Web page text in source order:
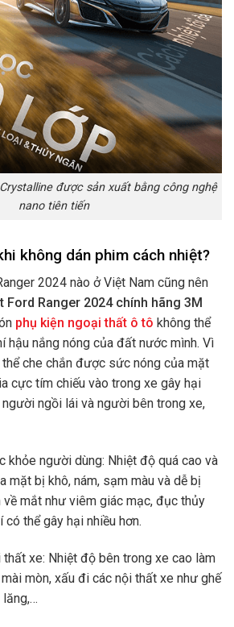
được sản xuất bằng công nghệ
nano tiên tiến
không dán phim cách nhiệt?
2024 nào ở Việt Nam cũng nên
Ford Ranger 2024 chính hãng 3M
phụ kiện ngoại thất ô tô không thể
hậu nắng nóng của đất nước mình. Vì
che chắn được sức nóng của mặt
cực tím chiếu vào trong xe gây hại
ngồi lái và người bên trong xe,
khỏe người dùng: Nhiệt độ quá cao và
mặt bị khô, nám, sạm màu và dễ bị
về mắt như viêm giác mạc, đục thủy
thể gây hại nhiều hơn.
xe: Nhiệt độ bên trong xe cao làm
mòn, xấu đi các nội thất xe như ghế
lăng,…